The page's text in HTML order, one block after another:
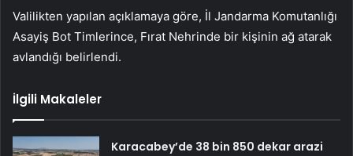
Valilikten yapılan açıklamaya göre, İl Jandarma Komutanlığı
Asayiş Bot Timlerince, Fırat Nehrinde bir kişinin ağ atarak
avlandığı belirlendi.
İlgili Makaleler
Karacabey’de 38 bin 850 dekar arazi